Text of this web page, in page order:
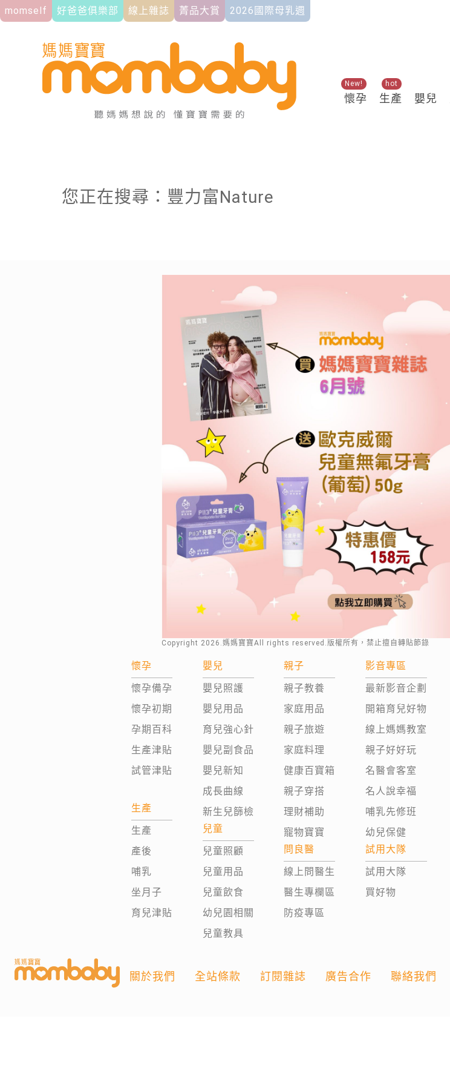
momself 好爸爸俱樂部 線上雜誌 菁品大賞 2026國際母乳週
懷孕
New!
生產
hot
嬰兒
關鍵熱搜
您正在搜尋：豐力富Nature
Copyright 2026 .媽媽寶寶All rights reserved.版權所有，禁止擅自轉貼節錄
懷孕
懷孕備孕
懷孕初期
孕期百科
生產津貼
試管津貼
生產
生產
產後
哺乳
坐月子
育兒津貼
嬰兒
嬰兒照護
嬰兒用品
育兒強心針
嬰兒副食品
嬰兒新知
成長曲線
新生兒篩檢
兒童
兒童照顧
兒童用品
兒童飲食
幼兒園相關
兒童教具
親子
親子教養
家庭用品
親子旅遊
家庭料理
健康百寶箱
親子穿搭
理財補助
寵物寶寶
問良醫
線上問醫生
醫生專欄區
防疫專區
影音專區
最新影音企劃
開箱育兒好物
線上媽媽教室
親子好好玩
名醫會客室
名人說幸福
哺乳先修班
幼兒保健
試用大隊
試用大隊
買好物
關於我們 全站條款 訂閱雜誌 廣告合作 聯絡我們